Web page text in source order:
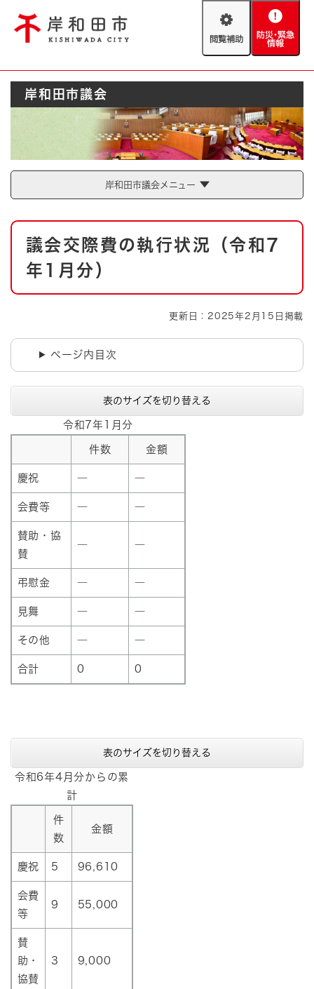
閲
助
防
緊
情
報
Foreign language
やさしい日本語
とじる
防災・緊急情報
ハザードマップ AED設置箇所
とじる
岸和田市議会
岸和田市議会メニュー
本
議会交際費の執行状況（令和7
年1月分）
更新日：2025年2月15日掲載
ページ内目次
表のサイズを切り替える
令和7年1月分
件数 金額
慶祝 ― ―
会費等 ― ―
賛助・協
賛
― ―
弔慰金 ― ―
見舞 ― ―
その他 ― ―
合計 0 0
表のサイズを切り替える
令和6年4月分からの累
計
件
数
金額
慶祝 5 96,610
会費
等
9 55,000
賛
助・
協賛
3 9,000